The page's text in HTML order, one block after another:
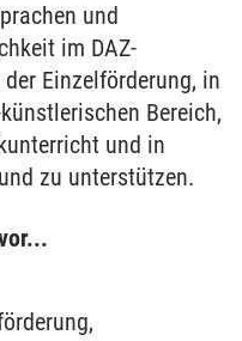
und
im DAZ-
Einzelförderung, in
Bereich,
und in
zu unterstützen.